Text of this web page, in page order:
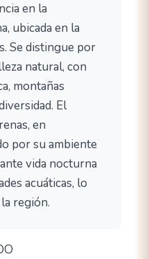
en la
ubicada en la
Se distingue por
natural, con
montañas
El
en
por su ambiente
vida nocturna
acuáticas, lo
región.